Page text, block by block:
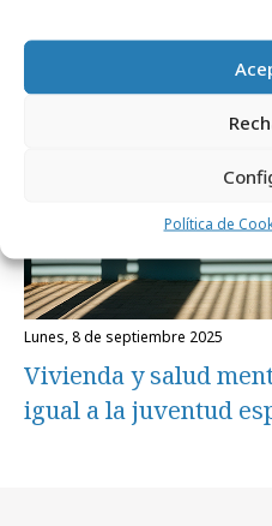
Política de
Targets
lunes, 8 de septiembre 2025
Vivienda y salud
igual a la juventud